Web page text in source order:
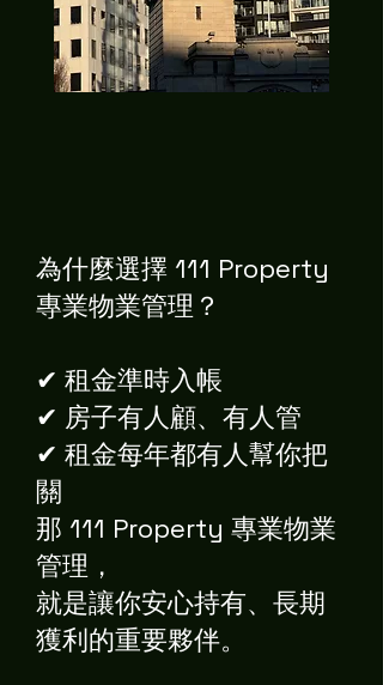
為什麼選擇 111 Property
專業物業管理？
✔ 租金準時入帳
✔ 房子有人顧、有人管
✔ 租金每年都有人幫你把
關
那 111 Property 專業物業
管理，
就是讓你安心持有、長期
獲利的重要夥伴。